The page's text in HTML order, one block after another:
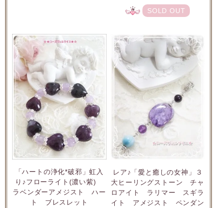
SOLD OUT
「ハートの浄化*破邪」虹入
り♪フローライト(濃い紫)
ラベンダーアメジスト ハー
ト ブレスレット
レア♪「愛と癒しの女神」３
大ヒーリングストーン チャ
ロアイト ラリマー スギラ
イト アメジスト ペンダン